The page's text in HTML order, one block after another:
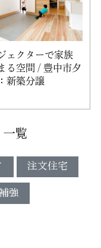
ェクターで家族
る空間 / 豊中市夕
新築分譲
一覧
注文住宅
強